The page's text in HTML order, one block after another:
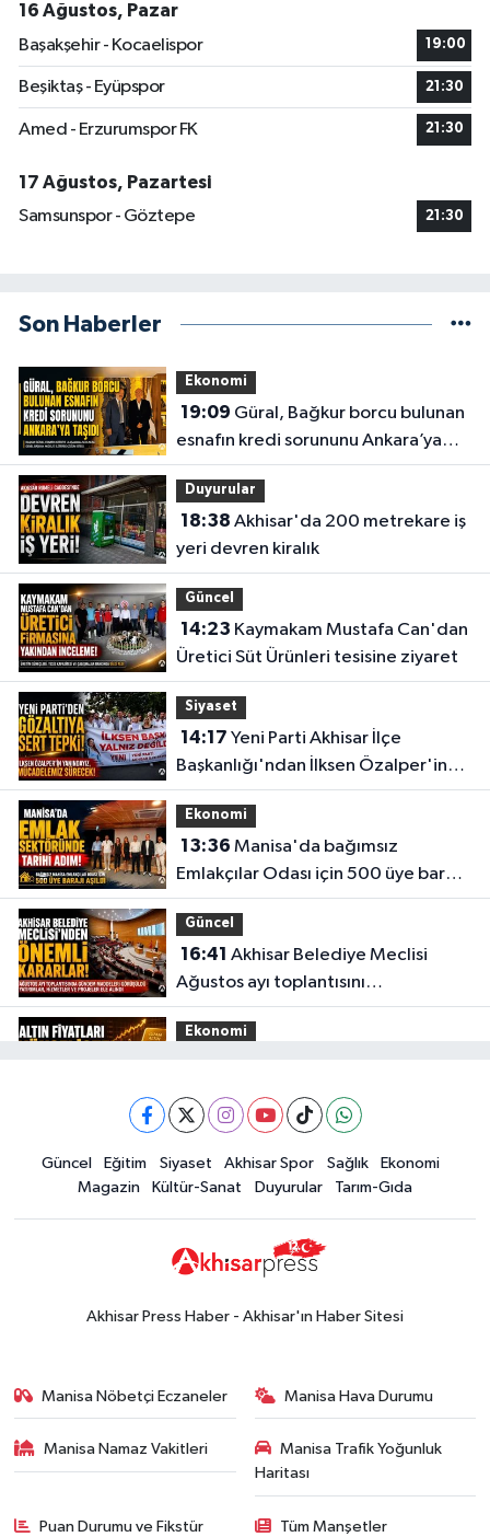
16 Ağustos, Pazar
Başakşehir - Kocaelispor
19:00
Beşiktaş - Eyüpspor 21:30
Amed - Erzurumspor FK 21:30
17 Ağustos, Pazartesi
Samsunspor - Göztepe
21:30
Son Haberler
Ekonomi
19:09
esnafın kredi sorununu Ankara’ya
taşıdı
Duyurular
18:38
yeri devren kiralık
Güncel
14:23
Üretici Süt Ürünleri tesisine ziyaret
Siyaset
14:17
Başkanlığı'ndan İlksen Özalper'in
gözaltına alınmasına tepki
Ekonomi
13:36
Emlakçılar Odası için 500 üye barajı
aşıldı
Güncel
16:41
Ağustos ayı toplantısını
gerçekleştirdi
Ekonomi
15:02Akhisar'da sıcak hava etkisini
sürdürüyor! İşte 5 günlük hava
Güncel
14:53
Çanakkale'nin tarihini yerinde
Güncel Eğitim Siyaset Akhisar Spor Sağlık
Ekonomi
Magazin
Kültür-Sanat Duyurular Tarım-Gıda
Akhisar Press Haber - Akhisar'ın Haber Sitesi
Manisa Nöbetçi Eczaneler Manisa Hava Durumu
Manisa Namaz Vakitleri
Manisa Trafik Yoğunluk
Haritası
Puan Durumu ve Fikstür Tüm Manşetler